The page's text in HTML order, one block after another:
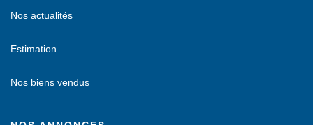
Nos actualités
Estimation
Nos biens vendus